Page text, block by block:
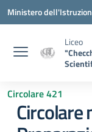
Vai ai contenuti
Vai al menu di
Vai al footer
Ministero
Liceo
Circolare 421
Circolare